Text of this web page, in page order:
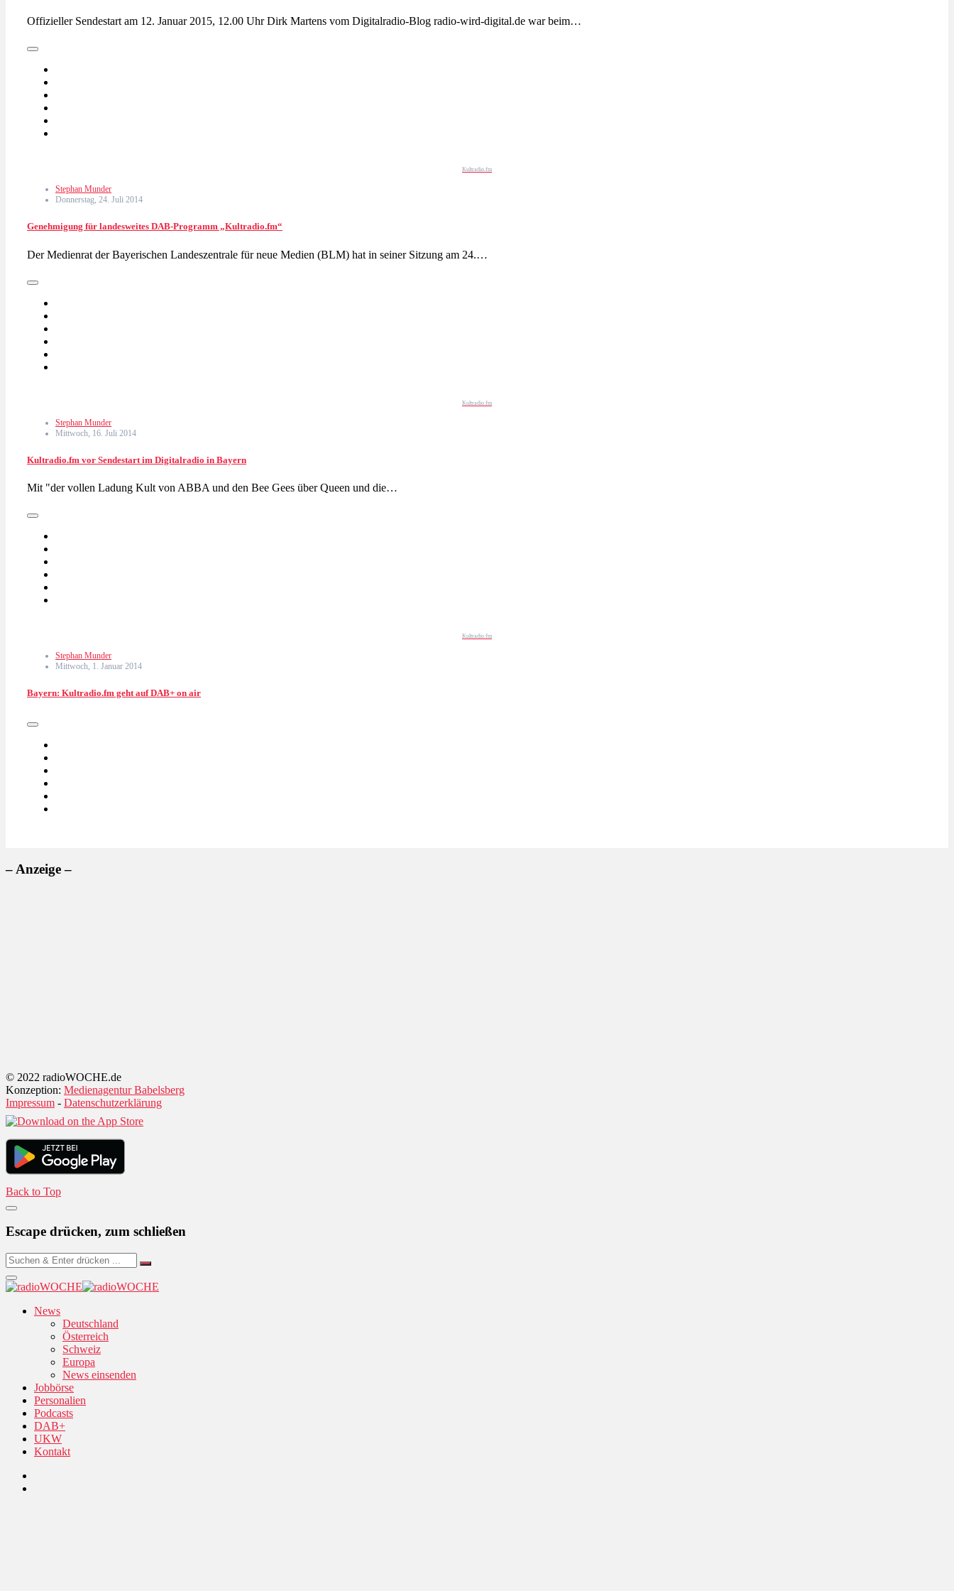
Offizieller Sendestart am 12. Januar 2015, 12.00 Uhr Dirk Martens vom Digitalradio-Blog radio-wird-digital.de war beim…
Kultradio.fm
Stephan Munder
Donnerstag, 24. Juli 2014
Genehmigung für landesweites DAB-Programm „Kultradio.fm“
Der Medienrat der Bayerischen Landeszentrale für neue Medien (BLM) hat in seiner Sitzung am 24.…
Kultradio.fm
Stephan Munder
Mittwoch, 16. Juli 2014
Kultradio.fm vor Sendestart im Digitalradio in Bayern
Mit "der vollen Ladung Kult von ABBA und den Bee Gees über Queen und die…
Kultradio.fm
Stephan Munder
Mittwoch, 1. Januar 2014
Bayern: Kultradio.fm geht auf DAB+ on air
– Anzeige –
© 2022 radioWOCHE.de
Konzeption: Medienagentur Babelsberg
Impressum - Datenschutzerklärung
Back to Top
Escape drücken, zum schließen
News
Deutschland
Österreich
Schweiz
Europa
News einsenden
Jobbörse
Personalien
Podcasts
DAB+
UKW
Kontakt